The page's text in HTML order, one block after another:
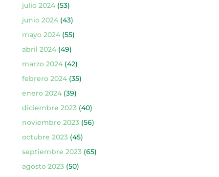
julio 2024(53)
junio 2024(43)
mayo 2024(55)
abril 2024(49)
marzo 2024(42)
febrero 2024(35)
enero 2024(39)
diciembre 2023(40)
noviembre 2023(56)
octubre 2023(45)
septiembre 2023(65)
agosto 2023(50)